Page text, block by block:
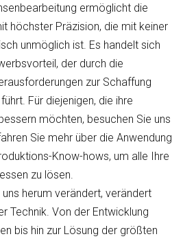
ermöglicht die
höchster Präzision, die mit keiner
unmöglich ist. Es handelt sich
der durch die
zur Schaffung
Für diejenigen, die ihre
möchten, besuchen Sie uns
Sie mehr über die Anwendung
Know-hows, um alle Ihre
zu lösen.
herum verändert, verändert
Technik. Von der Entwicklung
bis hin zur Lösung der größten